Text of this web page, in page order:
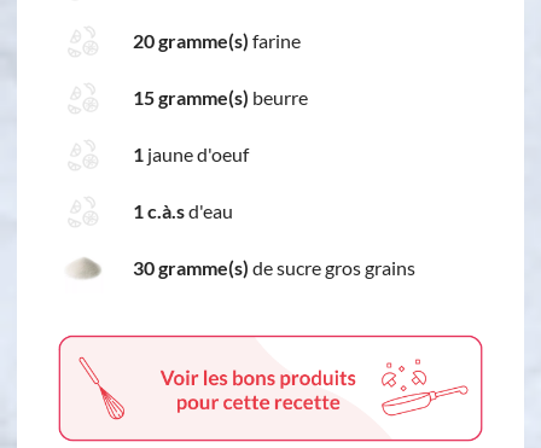
20 gramme(s) farine
15 gramme(s) beurre
1 jaune d'oeuf
1 c.à.sd'eau
30 gramme(s) de sucre gros grains